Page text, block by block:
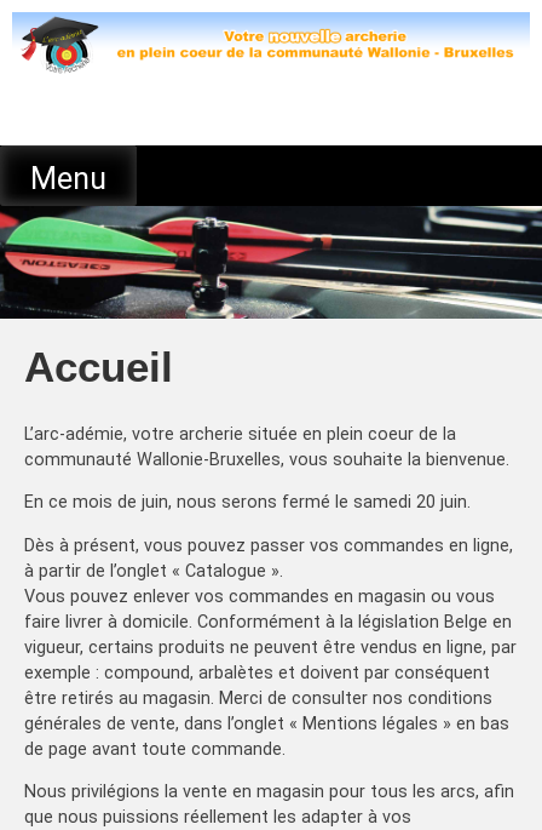
Skip
to
content
Menu
Accueil
L’arc-adémie, votre archerie située en plein coeur de la
communauté Wallonie-Bruxelles, vous souhaite la bienvenue.
En ce mois de juin, nous serons fermé le samedi 20 juin.
Dès à présent, vous pouvez passer vos commandes en ligne,
à partir de l’onglet « Catalogue ».
Vous pouvez enlever vos commandes en magasin ou vous
faire livrer à domicile. Conformément à la législation Belge en
vigueur, certains produits ne peuvent être vendus en ligne, par
exemple : compound, arbalètes et doivent par conséquent
être retirés au magasin. Merci de consulter nos conditions
générales de vente, dans l’onglet « Mentions légales » en bas
de page avant toute commande.
Nous privilégions la vente en magasin pour tous les arcs, afin
que nous puissions réellement les adapter à vos